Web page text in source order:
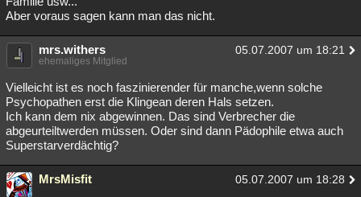
Aber voraus sagen kann man das nicht.
mrs.withers 05.07.2007 um 18:21
ehemaliges Mitglied
Vielleicht ist es noch faszinierender für manche,wenn solche
Psychopathen erst die Klingean deren Hals setzen.
Ich kann dem nix abgewinnen. Das sind Verbrecher die
abgeurteiltwerden müssen. Oder sind dann Pädophile etwa auch
Superstarverdächtig?
MrsMisfit 05.07.2007 um 18:28